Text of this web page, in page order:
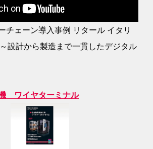
チェーン導入事例 リタール イタリ
設計から製造まで一貫したデジタル
ワイヤターミナル